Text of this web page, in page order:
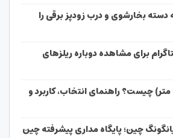
دسته بخارشوی و درب زودپز برقی را
برای مشاهده دوباره ریلزهای
فلومتر هوا (CFM متر) چیست؟ راهنمای انتخاب، کاربرد و
چین؛ پایگاه مداری پیشرفته چین